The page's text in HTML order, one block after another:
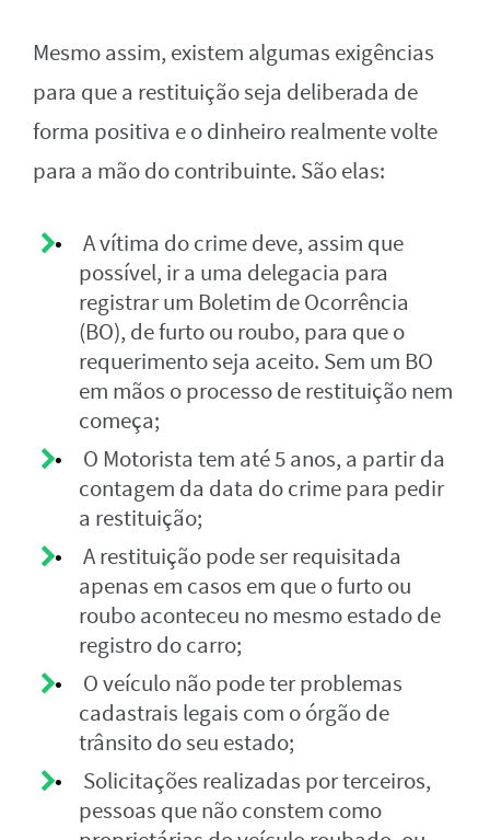
Mesmo assim, existem algumas exigências
para que a restituição seja deliberada de
forma positiva e o dinheiro realmente volte
para a mão do contribuinte. São elas:
A vítima do crime deve, assim que
possível, ir a uma delegacia para
registrar um Boletim de Ocorrência
(BO), de furto ou roubo, para que o
requerimento seja aceito. Sem um BO
em mãos o processo de restituição nem
começa;
O Motorista tem até 5 anos, a partir da
contagem da data do crime para pedir
a restituição;
A restituição pode ser requisitada
apenas em casos em que o furto ou
roubo aconteceu no mesmo estado de
registro do carro;
O veículo não pode ter problemas
cadastrais legais com o órgão de
trânsito do seu estado;
Solicitações realizadas por terceiros,
pessoas que não constem como